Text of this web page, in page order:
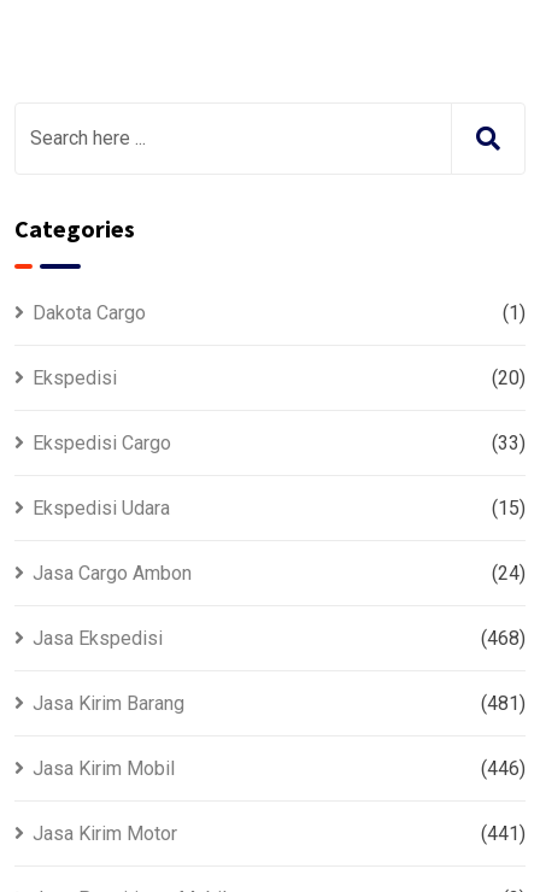
Categories
Dakota Cargo (1)
Ekspedisi (20)
Ekspedisi Cargo (33)
Ekspedisi Udara (15)
Jasa Cargo Ambon (24)
Jasa Ekspedisi (468)
Jasa Kirim Barang (481)
Jasa Kirim Mobil (446)
Jasa Kirim Motor (441)